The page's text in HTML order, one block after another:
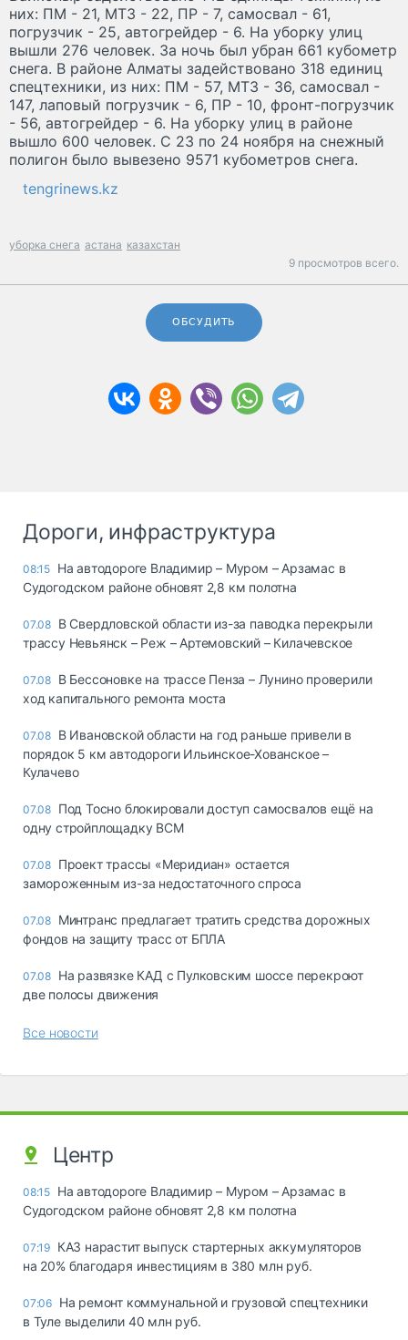
них: ПМ - 21, МТЗ - 22, ПР - 7, самосвал - 61,
погрузчик - 25, автогрейдер - 6. На уборку улиц
вышли 276 человек. За ночь был убран 661 кубометр
снега. В районе Алматы задействовано 318 единиц
спецтехники, из них: ПМ - 57, МТЗ - 36, самосвал -
147, лаповый погрузчик - 6, ПР - 10, фронт-погрузчик
- 56, автогрейдер - 6. На уборку улиц в районе
вышло 600 человек. С 23 по 24 ноября на снежный
полигон было вывезено 9571 кубометров снега.
tengrinews.kz
уборка снега астана казахстан
9 просмотров всего.
ОБСУДИТЬ
Дороги, инфраструктура
08:15 На автодороге Владимир – Муром – Арзамас в
Судогодском районе обновят 2,8 км полотна
07.08 В Свердловской области из-за паводка перекрыли
трассу Невьянск – Реж – Артемовский – Килачевское
07.08 В Бессоновке на трассе Пенза – Лунино проверили
ход капитального ремонта моста
07.08 В Ивановской области на год раньше привели в
порядок 5 км автодороги Ильинское-Хованское –
Кулачево
07.08 Под Тосно блокировали доступ самосвалов ещё на
одну стройплощадку ВСМ
07.08 Проект трассы «Меридиан» остается
замороженным из-за недостаточного спроса
07.08 Минтранс предлагает тратить средства дорожных
фондов на защиту трасс от БПЛА
07.08 На развязке КАД с Пулковским шоссе перекроют
две полосы движения
Все новости
Центр
08:15 На автодороге Владимир – Муром – Арзамас в
Судогодском районе обновят 2,8 км полотна
07:19 КАЗ нарастит выпуск стартерных аккумуляторов
на 20% благодаря инвестициям в 380 млн руб.
07:06 На ремонт коммунальной и грузовой спецтехники
в Туле выделили 40 млн руб.